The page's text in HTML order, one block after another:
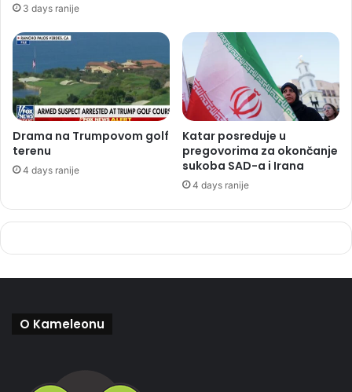
3 days ranije
Drama na Trumpovom golf
terenu
4 days ranije
Katar posreduje u
pregovorima za okončanje
sukoba SAD-a i Irana
4 days ranije
O Kameleonu